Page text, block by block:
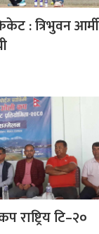
: त्रिभुवन
टि–२०